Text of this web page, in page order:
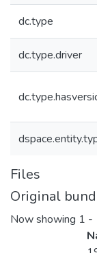
dc.type
dc.type.driver
Files
Original
Now showing 1 -